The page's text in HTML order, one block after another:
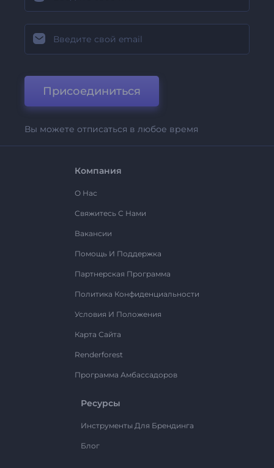
Присоединиться
Вы можете отписаться в любое время
Компания
О Нас
Свяжитесь С Нами
Вакансии
Помощь И Поддержка
Партнерская Программа
Политика Конфиденциальности
Условия И Положения
Карта Сайта
Renderforest
Программа Амбассадоров
Ресурсы
Инструменты Для Брендинга
Блог